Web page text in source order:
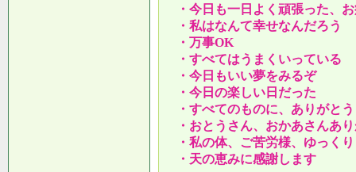
・今日も一日よく頑張った、
・私はなんて幸せなんだろう
・万事OK
・すべてはうまくいっている
・今日もいい夢をみるぞ
・今日の楽しい日だった
・すべてのものに、ありがとう
・おとうさん、おかあさんあ
・私の体、ご苦労様、ゆっく
・天の恵みに感謝します